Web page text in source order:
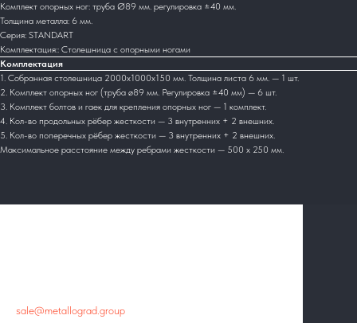
Комплект опорных ног: труба Ø89 мм. регулировка ±40 мм.
Толщина металла: 6 мм.
Серия: STANDART
Комплектация:: Столешница с опорными ногами
Комплектация
1. Собранная столешница 2000х1000х150 мм. Толщина листа 6 мм. — 1 шт.
2. Комплект опорных ног (труба ø89 мм. Регулировка ±40 мм) — 6 шт.
3. Комплект болтов и гаек для крепления опорных ног — 1 комплект.
4. Кол-во продольных рёбер жесткости — 3 внутренних + 2 внешних.
5. Кол-во поперечных рёбер жесткости — 3 внутренних + 2 внешних.
Максимальное расстояние между ребрами жесткости — 500 х 250 мм.
sale@metallograd.group